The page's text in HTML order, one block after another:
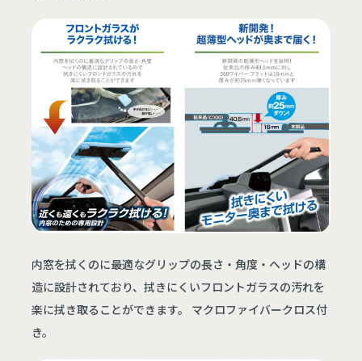
内窓を拭くのに最適なグリップの長さ・角度・ヘッドの構
造に設計されており、拭きにくいフロントガラスの汚れを
楽に拭き取ることができます。 マクロファイバークロス付
き。